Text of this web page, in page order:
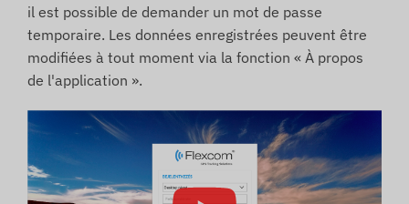
il est possible de demander un mot de passe
temporaire. Les données enregistrées peuvent être
modifiées à tout moment via la fonction « À propos
de l'application ».